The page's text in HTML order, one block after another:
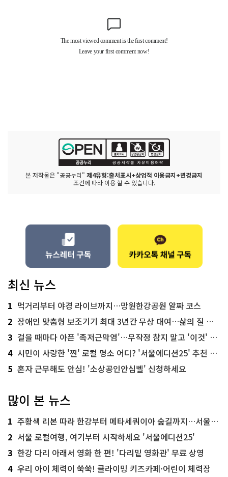
본 저작물은 "공공누리" 제4유형:출처표시+상업적 이용금지+변경금지
조건에 따라 이용 할 수 있습니다.
최신 뉴스
1 먹거리부터 야경 라이브까지…망원한강공원 알짜 코스
2 장애인 맞춤형 보조기기 최대 3년간 무상 대여…삶의 질 높인다
3 걸을 때마다 아픈 '족저근막염'…무작정 참지 말고 '이것' 해보세요!
4 시민이 사랑한 '찐' 로컬 명소 어디? '서울에디션25' 추천 코스
5 혼자 근무해도 안심! '소상공인안심벨' 신청하세요
많이 본 뉴스
1 주황색 리본 따라 한강부터 메타세쿼이아 숲길까지…서울둘레길 15코스
2 서울 로컬여행, 여기부터 시작하세요 '서울에디션25'
3 한강 다리 아래서 영화 한 편! '다리밑 영화관' 무료 상영
4 우리 아이 체력이 쑥쑥! 클라이밍 키즈카페·어린이 체력장